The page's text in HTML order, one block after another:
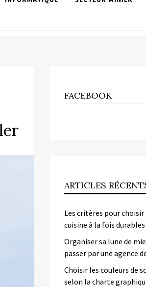
FACEBOOK
ARTICLES
Les critères pour choisir
cuisine à la fois
Organiser sa lune de
passer par une agence
Choisir les couleurs de
selon la charte